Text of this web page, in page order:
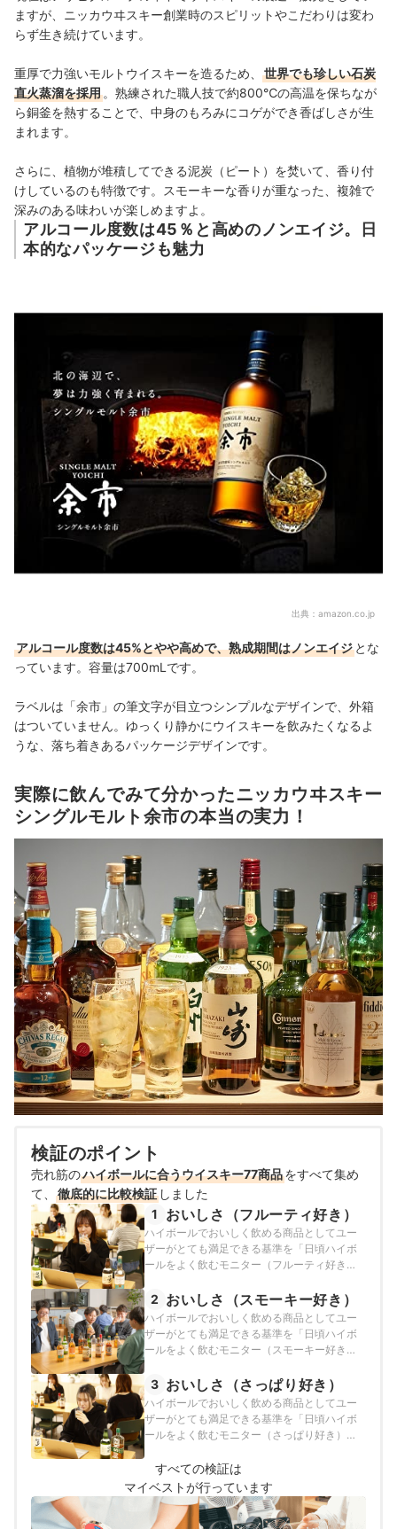
ますが、ニッカウヰスキー創業時のスピリットやこだわりは変わ
らず生き続けています。
重厚で力強いモルトウイスキーを造るため、
世界でも珍しい石炭
直火蒸溜を採用 。熟練された職人技で約800℃の高温を保ちなが
ら銅釜を熱することで、中身のもろみにコゲができ香ばしさが生
まれます。
さらに、植物が堆積してできる泥炭（ピート）を焚いて、香り付
けしているのも特徴です。スモーキーな香りが重なった、複雑で
深みのある味わいが楽しめますよ。
アルコール度数は45％と高めのノンエイジ。日
本的なパッケージも魅力
出典： amazon.co.jp
アルコール度数は45%とやや高めで、熟成期間はノンエイジ とな
っています。容量は700mLです。
ラベルは「余市」の筆文字が目立つシンプルなデザインで、外箱
はついていません。ゆっくり静かにウイスキーを飲みたくなるよ
うな、落ち着きあるパッケージデザインです。
実際に飲んでみて分かったニッカウヰスキー
シングルモルト余市の本当の実力！
検証のポイント
売れ筋のハイボールに合うウイスキー77商品をすべて集め
て、
徹底的に比較検証 しました
1
おいしさ（フルーティ好き）
ハイボールでおいしく飲める商品としてユー
ザーがとても満足できる基準を「日頃ハイボ
ールをよく飲むモニター（フルーティ好き）
の方法で各商品の検証を行いました。
2 おいしさ（スモーキー好き）
ハイボールでおいしく飲める商品としてユー
ザーがとても満足できる基準を「日頃ハイボ
ールをよく飲むモニター（スモーキー好き）
の方法で各商品の検証を行いました。
3 おいしさ（さっぱり好き）
ハイボールでおいしく飲める商品としてユー
ザーがとても満足できる基準を「日頃ハイボ
ールをよく飲むモニター（さっぱり好き）が
方法で各商品の検証を行いました。
すべての検証は
マイベストが行っています